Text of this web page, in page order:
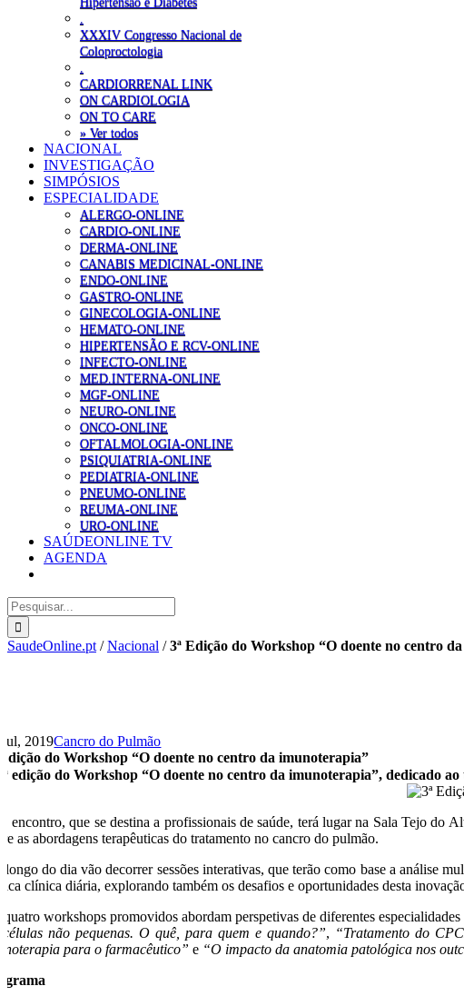
XXXIV Congresso Nacional de
Coloproctologia
CARDIORRENAL LINK
ON CARDIOLOGIA
ON TO CARE
» Ver todos
NACIONAL
INVESTIGAÇÃO
SIMPÓSIOS
ESPECIALIDADE
ALERGO-ONLINE
CARDIO-ONLINE
DERMA-ONLINE
CANABIS MEDICINAL-ONLINE
ENDO-ONLINE
GASTRO-ONLINE
GINECOLOGIA-ONLINE
HEMATO-ONLINE
HIPERTENSÃO E RCV-ONLINE
INFECTO-ONLINE
MED.INTERNA-ONLINE
MGF-ONLINE
NEURO-ONLINE
ONCO-ONLINE
OFTALMOLOGIA-ONLINE
PSIQUIATRIA-ONLINE
PEDIATRIA-ONLINE
PNEUMO-ONLINE
REUMA-ONLINE
URO-ONLINE
SAÚDEONLINE TV
AGENDA
Pesquisar
SaudeOnline.pt /Nacional /3ª Edição do Workshop “O doente no centro
2019Cancro do Pulmão
do Workshop “O doente no centro da imunoterapia”
edição do Workshop “O doente no centro da imunoterapia”, dedicado
encontro, que se destina a profissionais de saúde, terá lugar na Sala Tejo do
as abordagens terapêuticas do tratamento no cancro do pulmão.
do dia vão decorrer sessões interativas, que terão como base a análise
clínica diária, explorando também os desafios e oportunidades desta
quatro workshops promovidos abordam perspetivas de diferentes
não pequenas. O quê, para quem e quando?”, “Tratamento do
para o farmacêutico”e “O impacto da anatomia patológica nos